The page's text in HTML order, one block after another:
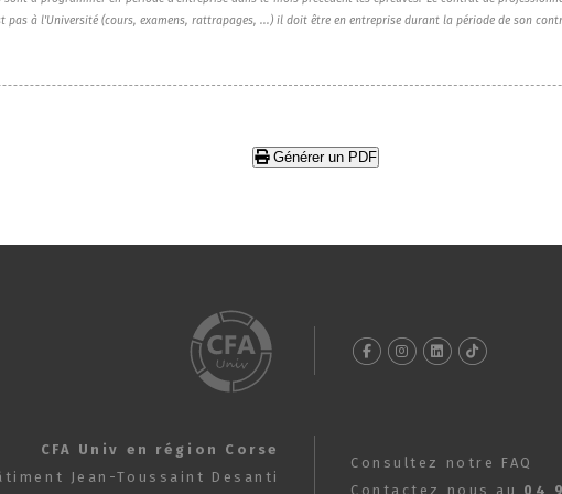
pas à l'Université (cours, examens, rattrapages, ...) il doit être en entreprise durant la période de son
Générer un PDF
CFA Univ en région Corse
Jean-Toussaint Desanti
Consultez notre FAQ
Contactez nous au 04